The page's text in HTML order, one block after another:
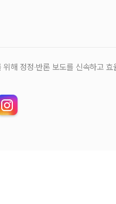
해 정정‧반론 보도를 신속하고